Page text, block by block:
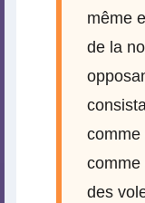
même
de la
comme
comme
des